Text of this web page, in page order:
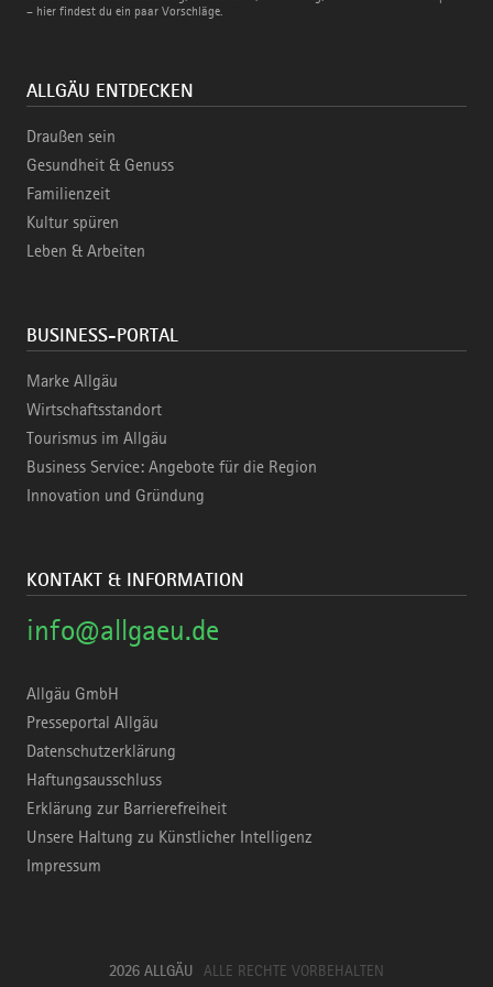
– hier findest du ein paar Vorschläge.
ALLGÄU ENTDECKEN
Draußen sein
Gesundheit & Genuss
Familienzeit
Kultur spüren
Leben & Arbeiten
BUSINESS-PORTAL
Marke Allgäu
Wirtschaftsstandort
Tourismus im Allgäu
Business Service: Angebote für die Region
Innovation und Gründung
KONTAKT & INFORMATION
info@allgaeu.de
Allgäu GmbH
Presseportal Allgäu
Datenschutzerklärung
Haftungsausschluss
Erklärung zur Barrierefreiheit
Unsere Haltung zu Künstlicher Intelligenz
Impressum
2026 ALLGÄU ALLE RECHTE VORBEHALTEN